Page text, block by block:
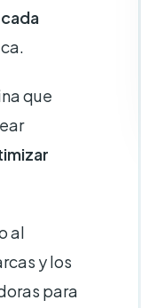
que
al
y los
para